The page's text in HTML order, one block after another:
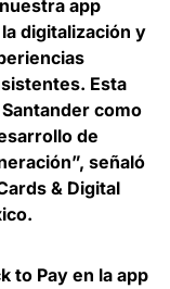
app
digitalización y
Esta
como
de
señaló
& Digital
.
to Pay en la app